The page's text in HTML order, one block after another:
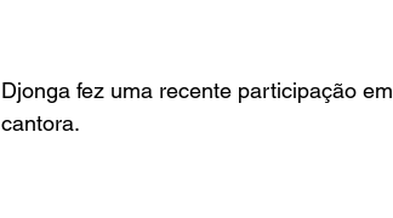
Djonga fez uma recente participação
cantora.